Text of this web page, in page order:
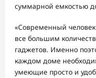
суммарной емкостью
«Современный
все большим
гаджетов. Именно
каждом доме
умеющие просто и